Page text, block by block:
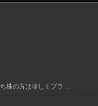
株の方は珍しくプラ ...